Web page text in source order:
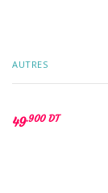
AUTRES
49.900 DT